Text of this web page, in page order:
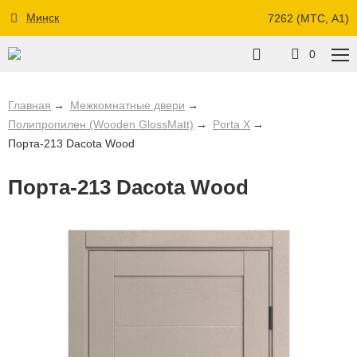
Минск 7262 (МТС, A1)
0
Главная
Межкомнатные двери
Полипропилен (Wooden GlossMatt)
Porta X
Порта-213 Dacota Wood
Порта-213 Dacota Wood